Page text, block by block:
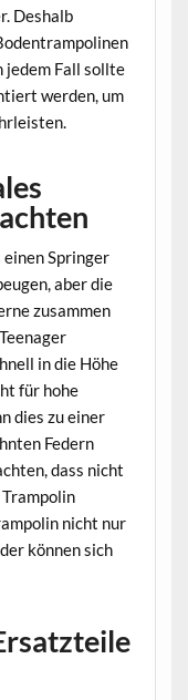
Deshalb
jedem Fall sollte
werden, um
Springer
aber die
zusammen
in die Höhe
für hohe
dies zu einer
Federn
dass nicht
nicht nur
können sich